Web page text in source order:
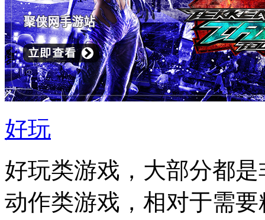
好玩
好玩类游戏，大部分都
动作类游戏，相对于需